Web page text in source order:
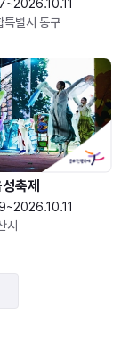
특별시 동구
축제
시